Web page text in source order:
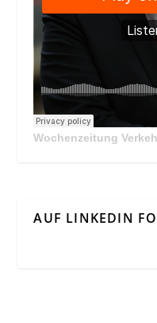
Wochenzeitung
AUF LINKEDIN